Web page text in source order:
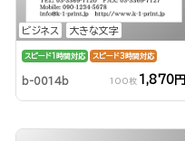
ビジネス 大きな文字
スピード1時間対応 スピード3時間対応
b-0014b 100枚 1,870円